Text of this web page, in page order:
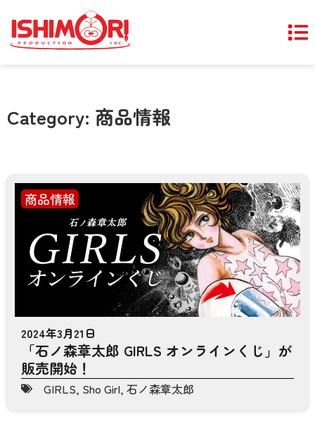
Category: 商品情報
商品情報
2024年3月21日
「石ノ森章太郎 GIRLS オンラインくじ」が
販売開始！
GIRLS, Sho Girl, 石ノ森章太郎